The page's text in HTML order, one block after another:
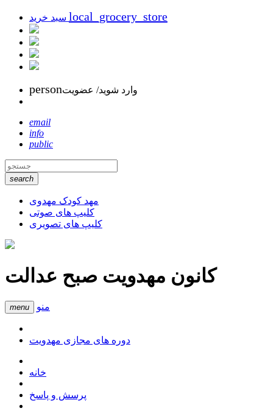
local_grocery_store
personوارد شوید/ عضویت
email
info
public
search
مهد کودک مهدوی
کلیپ های صوتی
کلیپ های تصویری
کانون مهدویت صبح عدالت
menu منو
دوره های مجازی مهدویت
خانه
پرسش و پاسخ